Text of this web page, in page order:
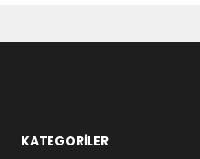
KATEGORİLER